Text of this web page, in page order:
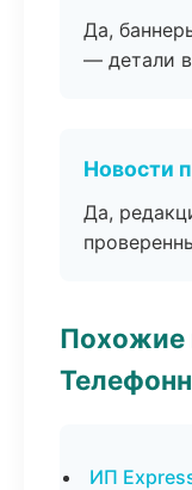
Да,
— детали
Новости
Да,
Похожие
ИП